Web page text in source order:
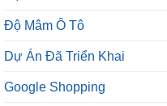
Độ Mâm Ô Tô
Dự Án Đã Triển Khai
Google Shopping